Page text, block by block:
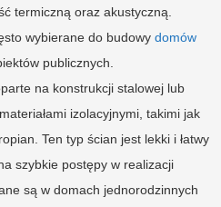
termiczną oraz akustyczną.
wybierane do budowy domów
publicznych.
na konstrukcji stalowej lub
izolacyjnymi, takimi jak
Ten typ ścian jest lekki i łatwy
szybkie postępy w realizacji
są w domach jednorodzinnych